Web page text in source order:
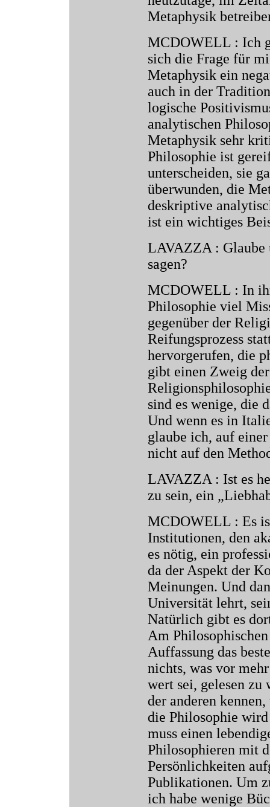
Metaphysik
MCDOWELL : Ich
sich die Frage für
Metaphysik ein
auch in der
logische
analytischen
Metaphysik sehr
Philosophie ist
unterscheiden, sie
überwunden, die
deskriptive
ist ein wichtiges
LAVAZZA : Glaube
sagen?
MCDOWELL : In
Philosophie viel
gegenüber der
Reifungsprozess
hervorgerufen, die
gibt einen Zweig
sind es wenige, die
Und wenn es in
glaube ich, auf
nicht auf den
LAVAZZA : Ist es
zu sein, ein
MCDOWELL : Es
Institutionen, den
es nötig, ein
da der Aspekt der
Meinungen. Und
Universität lehrt,
Natürlich gibt es
Am
Auffassung das
nichts, was vor
wert sei, gelesen zu
der anderen
die Philosophie
muss einen
Philosophieren mit
Persönlichkeiten
Publikationen. Um
ich habe wenige